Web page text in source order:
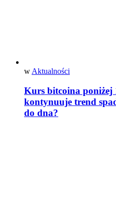
w Aktualności
Kurs bitcoina poniżej
kontynuuje trend
do dna?